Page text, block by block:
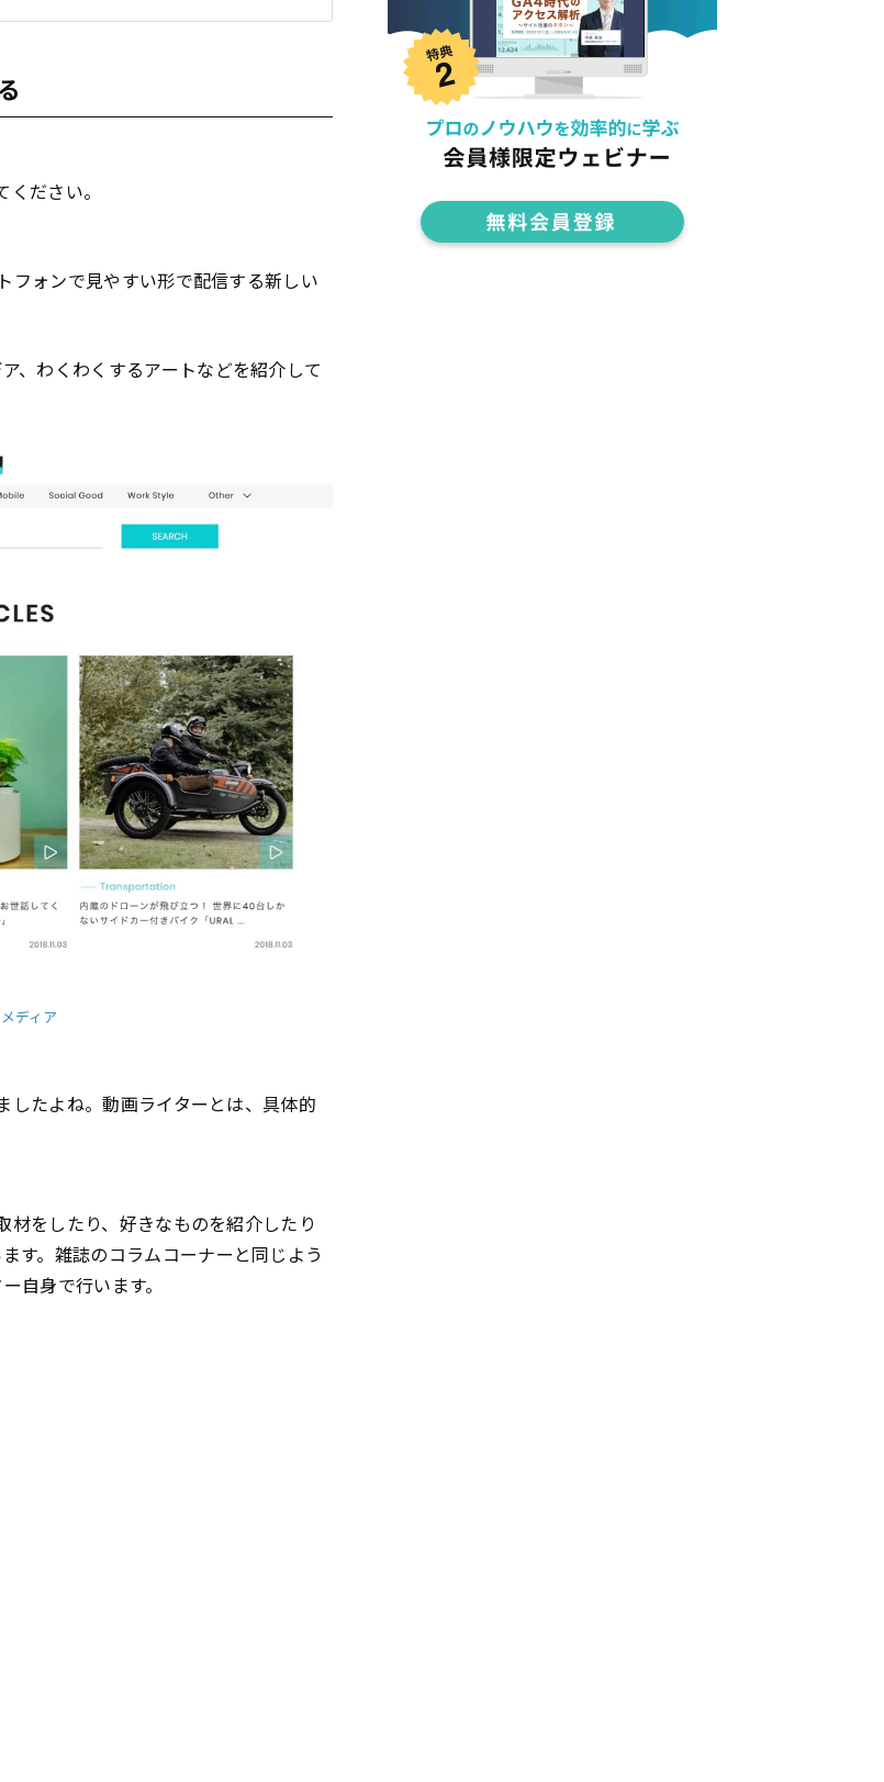
ださい。
ォンで見やすい形で配信する新しい
、わくわくするアートなどを紹介して
ディア
たよね。動画ライターとは、具体的
をしたり、好きなものを紹介したり
す。雑誌のコラムコーナーと同じよう
自身で行います。